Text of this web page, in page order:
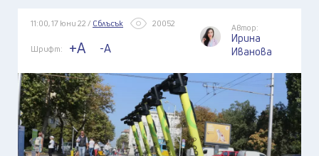
11:00, 17 юни 22 / Сблъсък 20052
Шрифт: +A -A
Автор:
Ирина
Иванова